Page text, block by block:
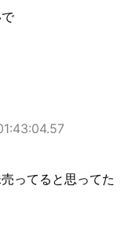
ってると思ってた